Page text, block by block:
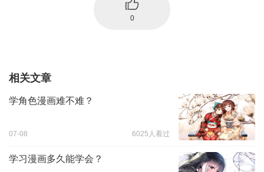
0
相关文章
学角色漫画难不难？
07-08 6025人看过
学习漫画多久能学会？